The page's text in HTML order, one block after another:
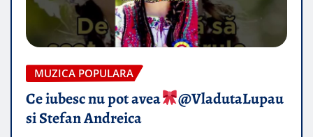
MUZICA POPULARA
Ce iubesc nu pot avea
​@VladutaLupau
si Stefan Andreica